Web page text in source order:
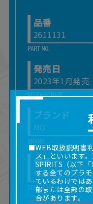
品番
2611131
発売日
2023年1月発売
ブランド
MG
作品
機動戦士ガンダ
■WEB取扱説明書
ス」といいます
SPIRITS（以下
する全てのプラ
ているわけでは
部または全部の
合があります。